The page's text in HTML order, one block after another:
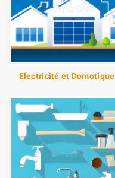
Electricité et Domotique